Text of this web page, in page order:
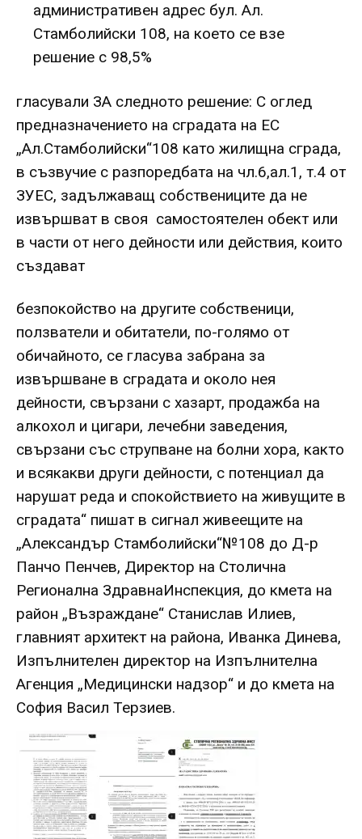
административен адрес бул. Ал.
Стамболийски 108, на което се взе
решение с 98,5%
гласували ЗА следното решение: С оглед
предназначението на сградата на ЕС
„Ал.Стамболийски“108 като жилищна сграда,
в съзвучие с разпоредбата на чл.6,ал.1, т.4 от
ЗУЕС, задължаващ собствениците да не
извършват в своя самостоятелен обект или
в части от него дейности или действия, които
създават
безпокойство на другите собственици,
ползватели и обитатели, по-голямо от
обичайното, се гласува забрана за
извършване в сградата и около нея
дейности, свързани с хазарт, продажба на
алкохол и цигари, лечебни заведения,
свързани със струпване на болни хора, както
и всякакви други дейности, с потенциал да
нарушат реда и спокойствието на живущите в
сградата“ пишат в сигнал живеещите на
„Александър Стамболийски“№108 до Д-р
Панчо Пенчев, Директор на Столична
Регионална ЗдравнаИнспекция, до кмета на
район „Възраждане“ Станислав Илиев,
главният архитект на района, Иванка Динева,
Изпълнителен директор на Изпълнителна
Агенция „Медицински надзор“ и до кмета на
София Васил Терзиев.